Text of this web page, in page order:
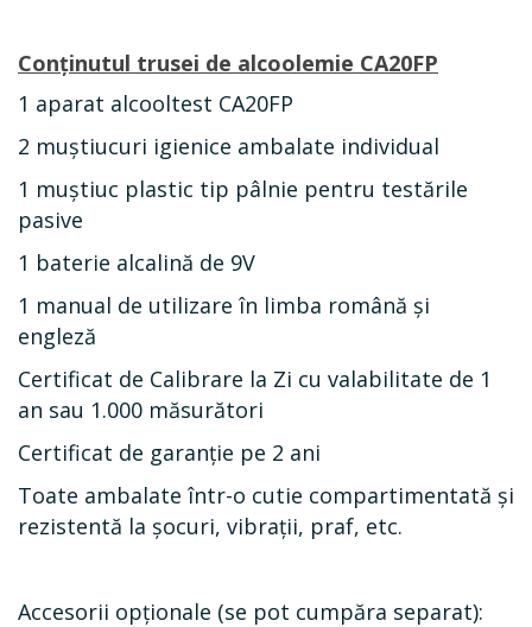
Conținutul trusei de alcoolemie CA20FP
1 aparat alcooltest CA20FP
2 muștiucuri igienice ambalate individual
1 muștiuc plastic tip pâlnie pentru testările
pasive
1 baterie alcalină de 9V
1 manual de utilizare în limba română și
engleză
Certificat de Calibrare la Zi cu valabilitate de 1
an sau 1.000 măsurători
Certificat de garanţie pe 2 ani
Toate ambalate într-o cutie compartimentată și
rezistentă la șocuri, vibrații, praf, etc.
Accesorii opționale (se pot cumpăra separat):